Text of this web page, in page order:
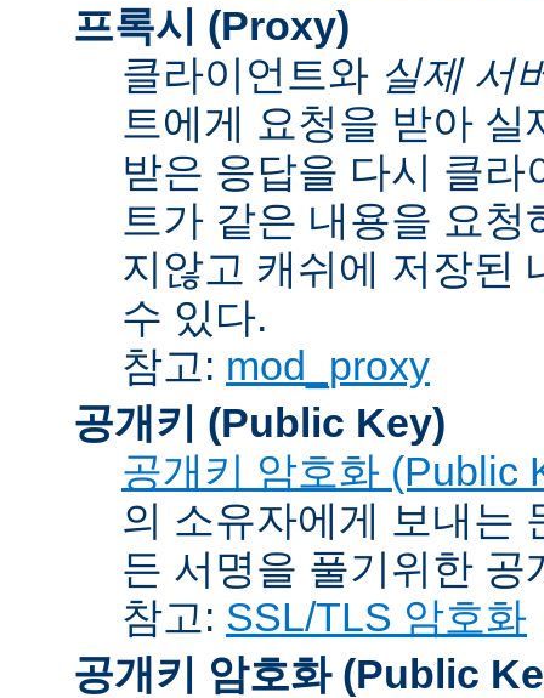
프록시 (Proxy)
클라이언트와 실제 서
트에게 요청을 받아
받은 응답을 다시 클
트가 같은 내용을 요
지않고 캐쉬에 저장된
수 있다.
참고: mod_proxy
공개키 (Public Key)
공개키 암호화 (Public
의 소유자에게 보내는
든 서명을 풀기위한 공
참고: SSL/TLS 암호화
공개키 암호화 (Public